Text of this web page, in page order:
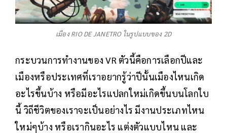
เมือง RIO DE JANETRO ในรูปแบบของ 2D
กระบวนการทำงานของ VR ตัวนี้คือการเลือกปีและ
เมืองหรือประเทศที่เราอยากรู้ว่าปีนั้นเมืองไหนเกิด
อะไรขึ้นบ้าง หรือมีอะไรแปลกใหม่เกิดขึ้นบนโลกใบ
นี้ วิถีชีวิตของเราจะเป็นอย่างไร มีงานประเภทไหน
ใหม่ๆบ้าง หรือเรากินอะไร แต่งตัวแบบไหน และ